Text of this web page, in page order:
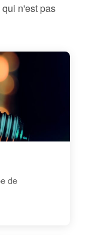
n'est pas
de